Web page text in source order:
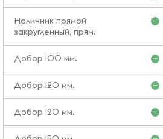
Наличник прямой
закругленный, прям.
−
Добор 100 мм. −
Добор 120 мм. −
Добор 120 мм. −